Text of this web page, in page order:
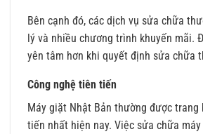
Bên cạnh đó, các dịch vụ sửa chữa
lý và nhiều chương trình khuyến mãi.
yên tâm hơn khi quyết định sửa chữa
Công nghệ tiên tiến
Máy giặt Nhật Bản thường được trang
tiến nhất hiện nay. Việc sửa chữa